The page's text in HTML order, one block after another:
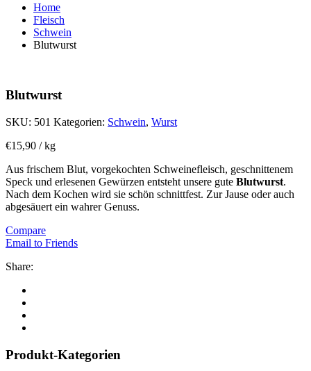
Home
Fleisch
Schwein
Blutwurst
Blutwurst
SKU: 501 Kategorien: Schwein, Wurst
€15,90 / kg
Aus frischem Blut, vorgekochten Schweinefleisch, geschnittenem
Speck und erlesenen Gewürzen entsteht unsere gute Blutwurst.
Nach dem Kochen wird sie schön schnittfest. Zur Jause oder auch
abgesäuert ein wahrer Genuss.
Compare
Email to Friends
Share:
Produkt-Kategorien